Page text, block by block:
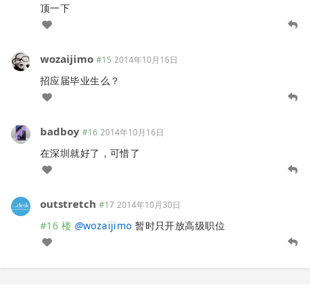
顶一下
wozaijimo #15 2014年10月16日
招应届毕业生么？
badboy #16 2014年10月16日
在深圳就好了，可惜了
outstretch #17 2014年10月30日
#16 楼 @wozaijimo 暂时只开放高级职位